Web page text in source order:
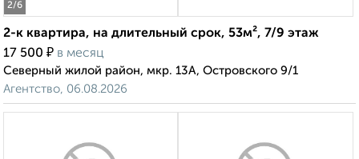
2/6
2-к квартира, на длительный срок, 53м², 7/9 этаж
17 500 ₽ в месяц
Северный жилой район, мкр. 13А, Островского 9/1
Агентство, 06.08.2026